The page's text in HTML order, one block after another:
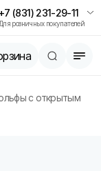
+7 (831) 231-29-11
Для розничных покупателей
с открытым